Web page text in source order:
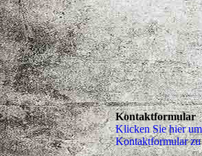
Kontaktformular
Klicken Sie hier
Kon­takt­for­mu­lar